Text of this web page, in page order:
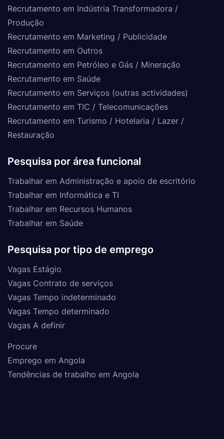
Recrutamento em Indústria Transformadora /
Produção
Recrutamento em Marketing / Publicidade
Recrutamento em Outros
Recrutamento em Petróleo e Gás / Mineração
Recrutamento em Saúde
Recrutamento em Serviços (outras actividades)
Recrutamento em TIC / Telecomunicações
Recrutamento em Turismo / Hotelaria / Lazer /
Restauração
Pesquisa por área funcional
Trabalhar em Administração e apoio de escritório
Trabalhar em Informática e TI
Trabalhar em Recursos Humanos
Trabalhar em Saúde
Pesquisa por tipo de emprego
Vagas Estágio
Vagas Contrato de serviços
Vagas Tempo indeterminado
Vagas Tempo determinado
Vagas A definir
Procure
Emprego em Angola
Tendências de trabalho em Angola